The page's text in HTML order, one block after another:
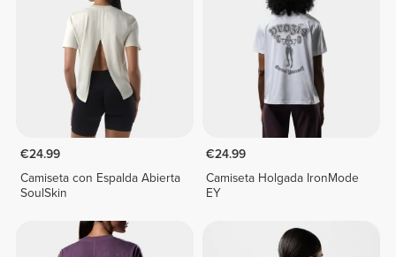
€24.99
Camiseta con Espalda Abierta
SoulSkin
€24.99
Camiseta Holgada IronMode
EY